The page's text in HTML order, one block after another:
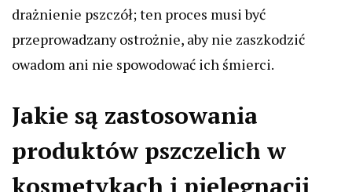
drażnienie pszczół; ten proces musi być
przeprowadzany ostrożnie, aby nie zaszkodzić
owadom ani nie spowodować ich śmierci.
Jakie są zastosowania
produktów pszczelich w